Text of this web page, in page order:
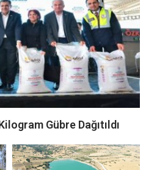
Gübre Dağıtıldı